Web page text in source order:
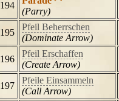
194
(Parry)
195
Pfeil Beherrschen
(Dominate Arrow)
196
Pfeil Erschaffen
(Create Arrow)
197
Pfeile Einsammeln
(Call Arrow)